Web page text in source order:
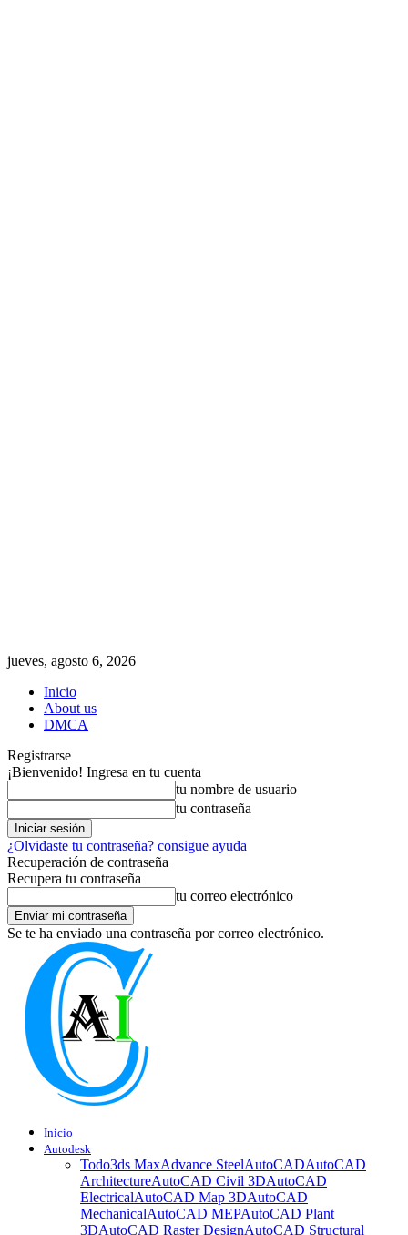
jueves, agosto 6, 2026
Inicio
About us
DMCA
Registrarse
¡Bienvenido! Ingresa en tu cuenta
tu nombre de usuario
tu contraseña
¿Olvidaste tu contraseña? consigue ayuda
Recuperación de contraseña
Recupera tu contraseña
tu correo electrónico
Se te ha enviado una contraseña por correo electrónico.
Inicio
Autodesk
Todo3ds MaxAdvance SteelAutoCADAutoCAD
ArchitectureAutoCAD Civil 3DAutoCAD
ElectricalAutoCAD Map 3DAutoCAD
MechanicalAutoCAD MEPAutoCAD Plant
3DAutoCAD Raster DesignAutoCAD Structural